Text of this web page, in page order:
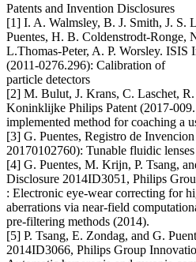
Patents and Invention Disclosures
[1] I. A. Walmsley, B. J. Smith, J. S.
Puentes, H. B. Coldenstrodt-Ronge,
L.Thomas-Peter, A. P. Worsley.
(2011-0276.296): Calibration of
particle detectors
[2] M. Bulut, J. Krans, C. Laschet, R.
Koninklijke Philips Patent (2017-
implemented method for coaching a
[3] G. Puentes, Registro de
20170102760): Tunable fluidic
[4] G. Puentes, M. Krijn, P. Tsang,
Disclosure 2014ID3051, Philips
: Electronic eye-wear correcting for
aberrations via near-field
pre-filtering methods (2014).
[5] P. Tsang, E. Zondag, and G.
2014ID3066, Philips Group